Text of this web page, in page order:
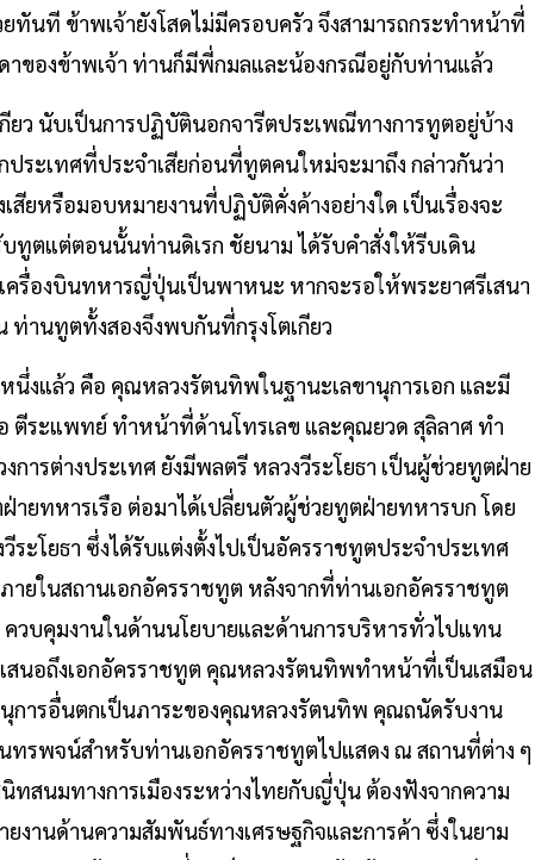
นที ข้าพเจ้ายังโสดไม่มีครอบครัว จึงสามารถกระทำหน้าที่
าของข้าพเจ้า ท่านก็มีพี่กมลและน้องกรณีอยู่กับท่านแล้ว
ยว นับเป็นการปฏิบัตินอกจารีตประเพณีทางการทูตอยู่บ้าง
ระเทศที่ประจำเสียก่อนที่ทูตคนใหม่จะมาถึง กล่าวกันว่า
สียหรือมอบหมายงานที่ปฏิบัติคั่งค้างอย่างใด เป็นเรื่องจะ
ตแต่ตอนนั้นท่านดิเรก ชัยนาม ได้รับคำสั่งให้รีบเดิน
รื่องบินทหารญี่ปุ่นเป็นพาหนะ หากจะรอให้พระยาศรีเสนา
ท่านทูตทั้งสองจึงพบกันที่กรุงโตเกียว
งแล้ว คือ คุณหลวงรัตนทิพในฐานะเลขานุการเอก และมี
ตีระแพทย์ ทำหน้าที่ด้านโทรเลข และคุณยวด สุลิลาศ ทำ
ารต่างประเทศ ยังมีพลตรี หลวงวีระโยธา เป็นผู้ช่วยทูตฝ่าย
ยทหารเรือ ต่อมาได้เปลี่ยนตัวผู้ช่วยทูตฝ่ายทหารบก โดย
ะโยธา ซึ่งได้รับแต่งตั้งไปเป็นอัครราชทูตประจำประเทศ
ายในสถานเอกอัครราชทูต หลังจากที่ท่านเอกอัครราชทูต
วบคุมงานในด้านนโยบายและด้านการบริหารทั่วไปแทน
นอถึงเอกอัครราชทูต คุณหลวงรัตนทิพทำหน้าที่เป็นเสมือน
การอื่นตกเป็นภาระของคุณหลวงรัตนทิพ คุณถนัดรับงาน
นทรพจน์สำหรับท่านเอกอัครราชทูตไปแสดง ณ สถานที่ต่าง ๆ
ทสนมทางการเมืองระหว่างไทยกับญี่ปุ่น ต้องฟังจากความ
านด้านความสัมพันธ์ทางเศรษฐกิจและการค้า ซึ่งในยาม